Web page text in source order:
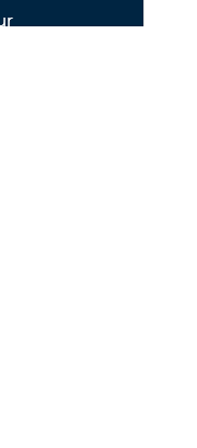
Personnes Âgées